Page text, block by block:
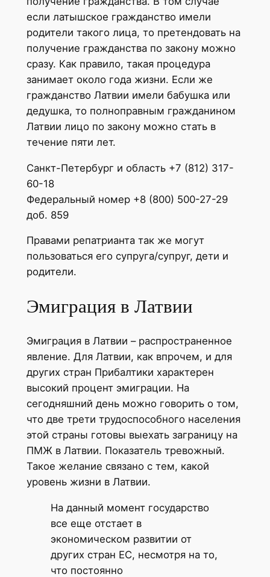
если латышское гражданство имели
родители такого лица, то претендовать на
получение гражданства по закону можно
сразу. Как правило, такая процедура
занимает около года жизни. Если же
гражданство Латвии имели бабушка или
дедушка, то полноправным гражданином
Латвии лицо по закону можно стать в
течение пяти лет.
Санкт-Петербург и область +7 (812) 317-
60-18
Федеральный номер +8 (800) 500-27-29
доб. 859
Правами репатрианта так же могут
пользоваться его супруга/супруг, дети и
родители.
Эмиграция в Латвии
Эмиграция в Латвии – распространенное
явление. Для Латвии, как впрочем, и для
других стран Прибалтики характерен
высокий процент эмиграции. На
сегодняшний день можно говорить о том,
что две трети трудоспособного населения
этой страны готовы выехать заграницу на
ПМЖ в Латвии. Показатель тревожный.
Такое желание связано с тем, какой
уровень жизни в Латвии.
На данный момент государство
все еще отстает в
экономическом развитии от
других стран ЕС, несмотря на то,
что постоянно